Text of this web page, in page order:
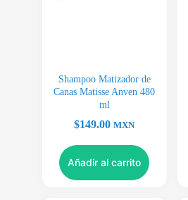
Shampoo Matizador de
Canas Matisse Anven 480
ml
$149.00 MXN
Añadir al carrito